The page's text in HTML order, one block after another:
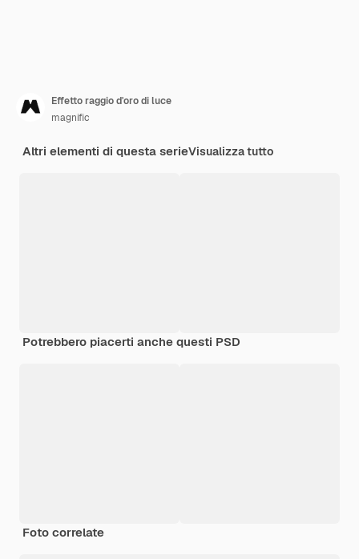
Effetto raggio d'oro di luce
magnific
Altri elementi di questa serieVisualizza tutto
Potrebbero piacerti anche questi PSD
Foto correlate